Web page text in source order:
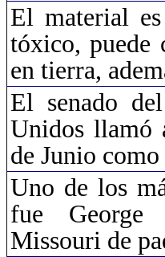
El material
tóxico, puede
en tierra,
El senado
Unidos llamó
de Junio
Uno de los
fue George
Missouri de